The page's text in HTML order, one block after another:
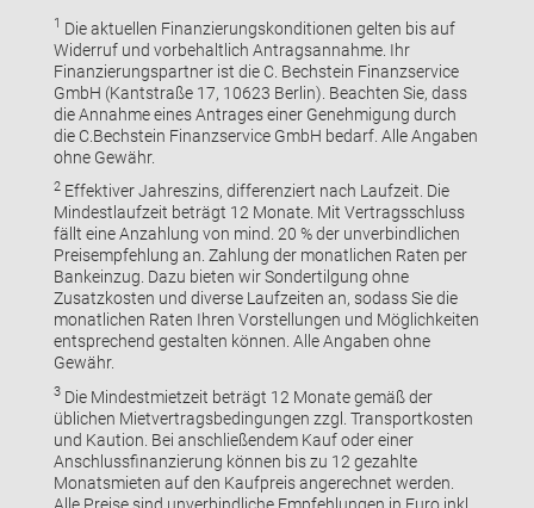
1 Die aktuellen Finanzierungskonditionen gelten bis auf
Widerruf und vorbehaltlich Antragsannahme. Ihr
Finanzierungspartner ist die C. Bechstein Finanzservice
GmbH (Kantstraße 17, 10623 Berlin). Beachten Sie, dass
die Annahme eines Antrages einer Genehmigung durch
die C.Bechstein Finanzservice GmbH bedarf. Alle Angaben
ohne Gewähr.
2Effektiver Jahreszins, differenziert nach Laufzeit. Die
Mindestlaufzeit beträgt 12 Monate. Mit Vertragsschluss
fällt eine Anzahlung von mind. 20 % der unverbindlichen
Preisempfehlung an. Zahlung der monatlichen Raten per
Bankeinzug. Dazu bieten wir Sondertilgung ohne
Zusatzkosten und diverse Laufzeiten an, sodass Sie die
monatlichen Raten Ihren Vorstellungen und Möglichkeiten
entsprechend gestalten können. Alle Angaben ohne
Gewähr.
3Die Mindestmietzeit beträgt 12 Monate gemäß der
üblichen Mietvertragsbedingungen zzgl. Transportkosten
und Kaution. Bei anschließendem Kauf oder einer
Anschlussfinanzierung können bis zu 12 gezahlte
Monatsmieten auf den Kaufpreis angerechnet werden.
Alle Preise sind unverbindliche Empfehlungen in Euro inkl.